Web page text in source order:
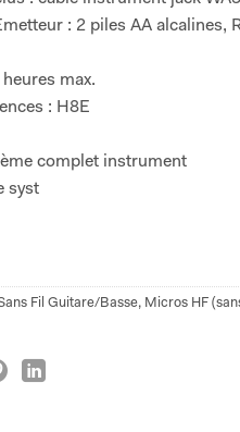
: 2 piles AA alcalines,
max.
: H8E
complet instrument
syst
Fil Guitare/Basse, Micros HF